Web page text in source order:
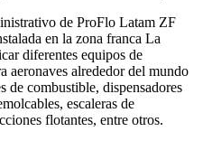
de ProFlo Latam ZF
en la zona franca La
diferentes equipos de
aeronaves alrededor del mundo
de combustible, dispensadores
escaleras de
flotantes, entre otros.